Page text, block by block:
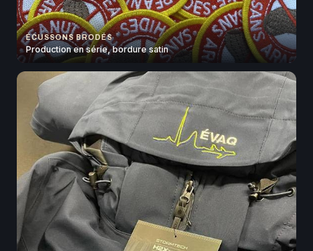
ÉCUSSONS BRODÉS
Production en série, bordure satin